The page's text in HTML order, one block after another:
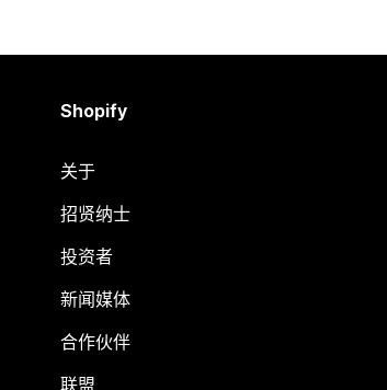
Shopify
关于
招贤纳士
投资者
新闻媒体
合作伙伴
联盟